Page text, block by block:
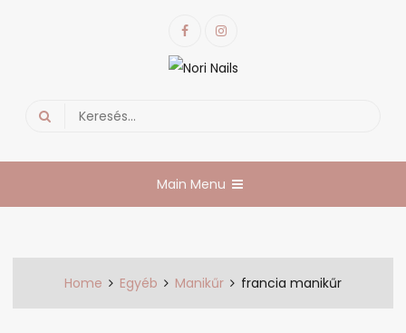
FacebookInstagram
Nori Nails
Search
Main Menu
Home Egyéb Manikűr francia manikűr